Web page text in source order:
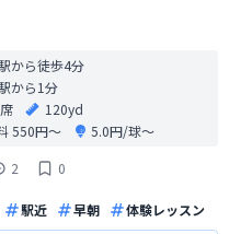
から徒歩4分
から1分
120yd
550円〜
5.0円/球〜
2 0
駅近 早朝 体験レッスン